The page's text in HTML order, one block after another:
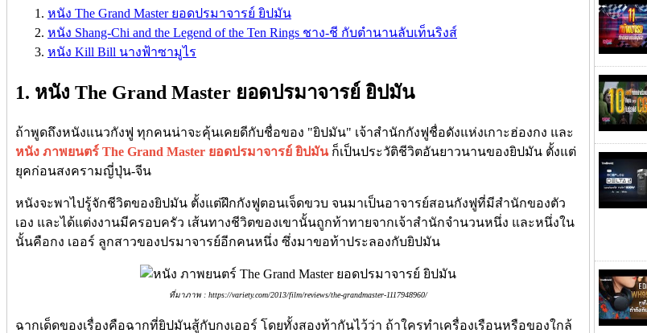
หนัง The Grand Master ยอดปรมาจารย์ ยิปมัน
หนัง Shang-Chi and the Legend of the Ten Rings ชาง-ชี กับตำนานลับเท็นริงส์
หนัง Kill Bill นางฟ้าซามูไร
1. หนัง The Grand Master ยอดปรมาจารย์ ยิปมัน
ถ้าพูดถึงหนังแนวกังฟู ทุกคนน่าจะคุ้นเคยดีกับชื่อของ "ยิปมัน" เจ้าสำนักกังฟูชื่อดังแห่งเกาะฮ่องกง และ
หนัง ภาพยนตร์ The Grand Master ยอดปรมาจารย์ ยิปมันก็เป็นประวัติชีวิตอันยาวนานของยิปมัน ตั้งแต่
ยุคก่อนสงครามญี่ปุ่น-จีน
หนังจะพาไปรู้จักชีวิตของยิปมัน ตั้งแต่ฝึกกังฟูตอนเจ็ดขวบ จนมาเป็นอาจารย์สอนกังฟูที่มีสำนักของตัว
เอง และได้แต่งงานมีครอบครัว เส้นทางชีวิตของเขานั้นถูกท้าทายจากเจ้าสำนักจำนวนหนึ่ง และหนึ่งใน
นั้นคือกง เออร์ ลูกสาวของปรมาจารย์อีกคนหนึ่ง ซึ่งมาขอท้าประลองกับยิปมัน
ที่มาภาพ : https://variety.com/2013/film/reviews/the-grandmaster-1117948960/
ฉากเด็ดของเรื่องคือฉากที่ยิปมันสู้กับกงเออร์ โดยทั้งสองท้ากันไว้ว่า ถ้าใครทำเครื่องเรือนหรือของใกล้